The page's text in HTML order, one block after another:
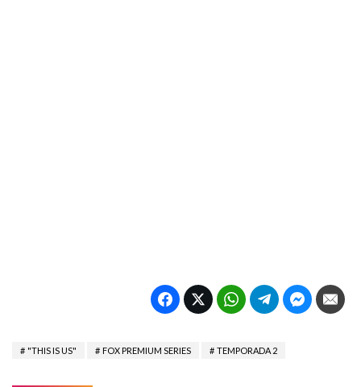
"THIS IS US" FOX PREMIUM SERIES TEMPORADA 2